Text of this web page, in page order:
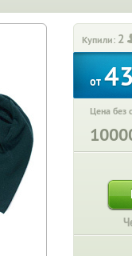
Купили: 2
от
Цена без